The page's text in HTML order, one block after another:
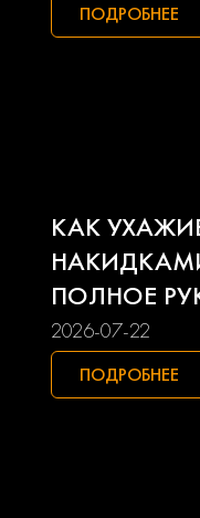
Mitsubishi
Seat
Smart
Subaru
ПОДРОБНЕЕ
КАК
ПОЛНОЕ
2026-07-22
ПОДРОБНЕЕ